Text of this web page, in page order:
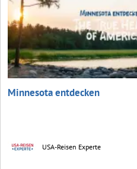
Minnesota entdecken
USA-Reisen Experte